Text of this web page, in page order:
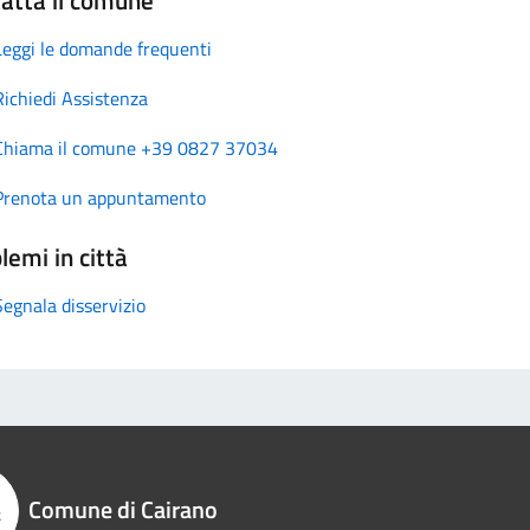
le domande frequenti
Assistenza
il comune +39 0827 37034
un appuntamento
in città
disservizio
Comune di Cairano